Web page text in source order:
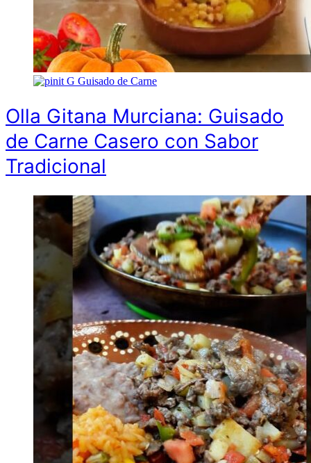
G Guisado de Carne
Olla Gitana Murciana: Guisado
de Carne Casero con Sabor
Tradicional